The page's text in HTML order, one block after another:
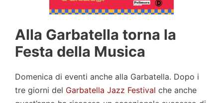
Alla Garbatella torna la
Festa della Musica
Domenica di eventi anche alla Garbatella. Dopo i
tre giorni del Garbatella Jazz Festival che anche